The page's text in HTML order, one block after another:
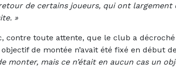
de certains joueurs, qui ont
»
contre toute attente, que le club a
de montée n’avait été fixé en début
monter, mais ce n’était en aucun cas un